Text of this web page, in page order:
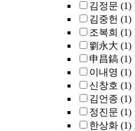
김정문 (1)
김중헌 (1)
조복희 (1)
劉永大 (1)
申昌鎬 (1)
이내영 (1)
신창호 (1)
김언종 (1)
정진문 (1)
한상화 (1)